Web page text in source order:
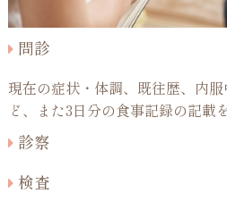
問診
現在の症状・体調、既往歴、内
ど、また3日分の食事記録の記載
診察
検査